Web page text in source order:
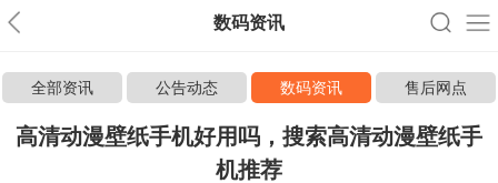
数码资讯
全部资讯 公告动态 数码资讯 售后网点
高清动漫壁纸手机好用吗，搜索高清动漫壁纸手
机推荐